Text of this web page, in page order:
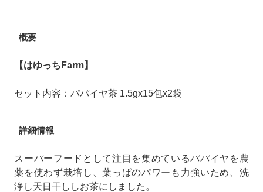
概要
【はゆっちFarm】
セット内容：パパイヤ茶 1.5gx15包x2袋
詳細情報
スーパーフードとして注目を集めているパパイヤを農
薬を使わず栽培し、葉っぱのパワーも力強いため、洗
浄し天日干ししお茶にしました。